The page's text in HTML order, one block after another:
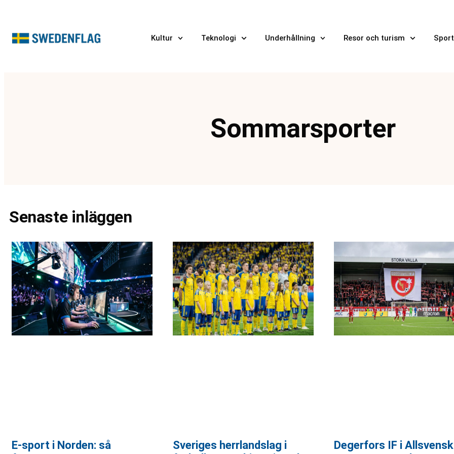
Kultur Teknologi Underhållning Resor och turism Sport
Sommarsporter
Senaste inläggen
E-sport i Norden: så
Sveriges herrlandslag i
Degerfors IF i